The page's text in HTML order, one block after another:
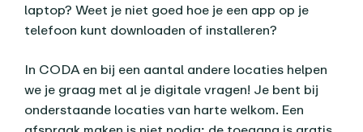
laptop? Weet je niet goed hoe je een app op je
telefoon kunt downloaden of installeren?
In CODA en bij een aantal andere locaties helpen
we je graag met al je digitale vragen! Je bent bij
onderstaande locaties van harte welkom. Een